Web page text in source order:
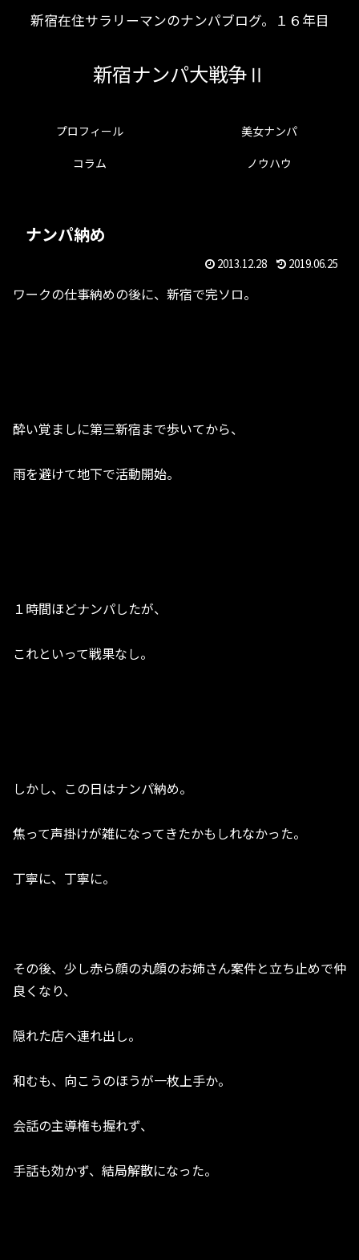
新宿在住サラリーマンのナンパブログ。１６年目
新宿ナンパ大戦争Ⅱ
プロフィール
美女ナンパ
コラム
ノウハウ
ナンパ納め
2013.12.28 2019.06.25
ワークの仕事納めの後に、新宿で完ソロ。
酔い覚ましに第三新宿まで歩いてから、
雨を避けて地下で活動開始。
１時間ほどナンパしたが、
これといって戦果なし。
しかし、この日はナンパ納め。
焦って声掛けが雑になってきたかもしれなかった。
丁寧に、丁寧に。
その後、少し赤ら顔の丸顔のお姉さん案件と立ち止めで仲
良くなり、
隠れた店へ連れ出し。
和むも、向こうのほうが一枚上手か。
会話の主導権も握れず、
手話も効かず、結局解散になった。